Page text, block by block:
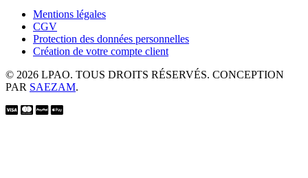
Mentions légales
CGV
Protection des données personnelles
Création de votre compte client
© 2026 LPAO. TOUS DROITS RÉSERVÉS. CONCEPTION
PAR SAEZAM.